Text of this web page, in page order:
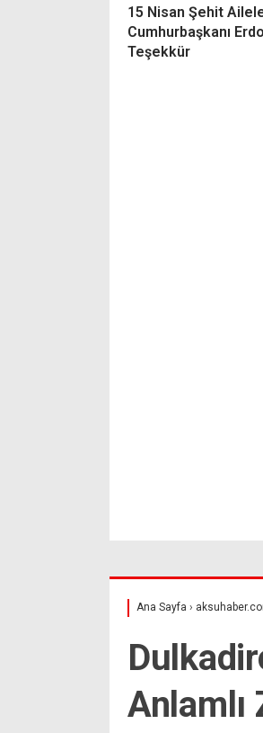
15 Nisan Şehit
Cumhurbaşkanı
Teşekkür
Ana Sayfa ›
Anlamlı